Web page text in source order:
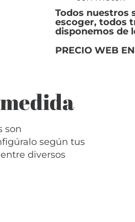
Todos nuestros
escoger, todos
disponemos de
PRECIO WEB
son
según tus
diversos